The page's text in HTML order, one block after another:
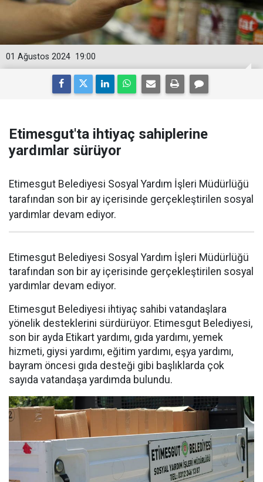
19:00
01 Ağustos 2024
Etimesgut'ta ihtiyaç sahiplerine
yardımlar sürüyor
Etimesgut Belediyesi Sosyal Yardım İşleri Müdürlüğü
tarafından son bir ay içerisinde gerçekleştirilen sosyal
yardımlar devam ediyor.
Etimesgut Belediyesi Sosyal Yardım İşleri Müdürlüğü
tarafından son bir ay içerisinde gerçekleştirilen sosyal
yardımlar devam ediyor.
Etimesgut Belediyesi ihtiyaç sahibi vatandaşlara
yönelik desteklerini sürdürüyor. Etimesgut Belediyesi,
son bir ayda Etikart yardımı, gıda yardımı, yemek
hizmeti, giysi yardımı, eğitim yardımı, eşya yardımı,
bayram öncesi gıda desteği gibi başlıklarda çok
sayıda vatandaşa yardımda bulundu.